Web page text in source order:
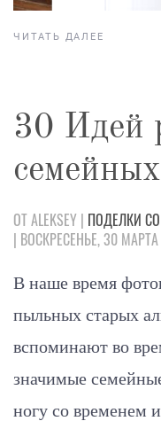
ЧИТАТЬ ДАЛЕЕ
30 Идей
ОТ ALEKSEY | ПОДЕЛКИ
| ВОСКРЕСЕНЬЕ, 30
В наше время
пыльных старых
вспоминают во
значимые
ногу со временем